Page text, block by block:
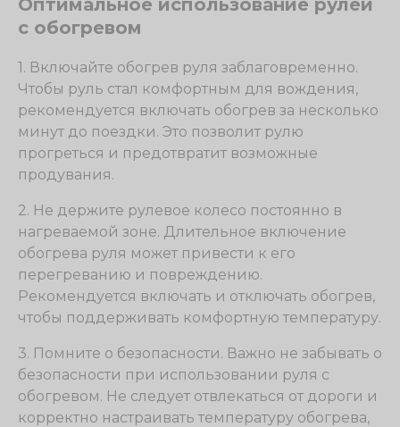
Оптимальное использование рулей
с обогревом
1. Включайте обогрев руля заблаговременно.
Чтобы руль стал комфортным для вождения,
рекомендуется включать обогрев за несколько
минут до поездки. Это позволит рулю
прогреться и предотвратит возможные
продувания.
2. Не держите рулевое колесо постоянно в
нагреваемой зоне. Длительное включение
обогрева руля может привести к его
перегреванию и повреждению.
Рекомендуется включать и отключать обогрев,
чтобы поддерживать комфортную температуру.
3. Помните о безопасности. Важно не забывать о
безопасности при использовании руля с
обогревом. Не следует отвлекаться от дороги и
корректно настраивать температуру обогрева,